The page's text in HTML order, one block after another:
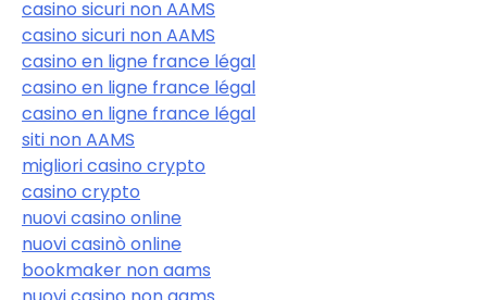
casino sicuri non AAMS
casino sicuri non AAMS
casino en ligne france légal
casino en ligne france légal
casino en ligne france légal
siti non AAMS
migliori casino crypto
casino crypto
nuovi casino online
nuovi casinò online
bookmaker non aams